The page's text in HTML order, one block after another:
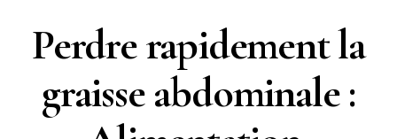
Perdre rapidement la
graisse abdominale :